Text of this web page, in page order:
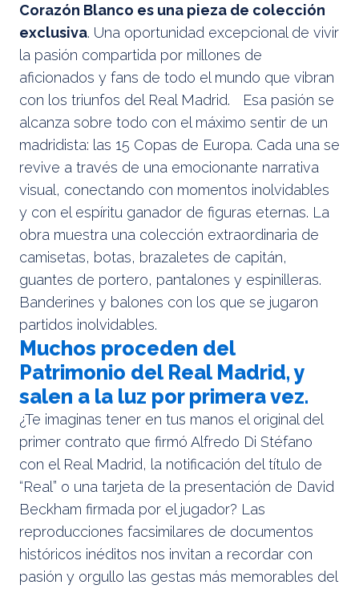
Corazón Blanco es una pieza de colección
exclusiva. Una oportunidad excepcional de vivir
la pasión compartida por millones de
aficionados y fans de todo el mundo que vibran
con los triunfos del Real Madrid. Esa pasión se
alcanza sobre todo con el máximo sentir de un
madridista: las 15 Copas de Europa. Cada una se
revive a través de una emocionante narrativa
visual, conectando con momentos inolvidables
y con el espíritu ganador de figuras eternas. La
obra muestra una colección extraordinaria de
camisetas, botas, brazaletes de capitán,
guantes de portero, pantalones y espinilleras.
Banderines y balones con los que se jugaron
partidos inolvidables.
Muchos proceden del
Patrimonio del Real Madrid, y
salen a la luz por primera vez.
¿Te imaginas tener en tus manos el original del
primer contrato que firmó Alfredo Di Stéfano
con el Real Madrid, la notificación del título de
“Real” o una tarjeta de la presentación de David
Beckham firmada por el jugador? Las
reproducciones facsimilares de documentos
históricos inéditos nos invitan a recordar con
pasión y orgullo las gestas más memorables del